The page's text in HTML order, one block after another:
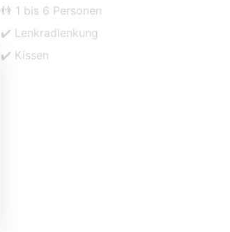
👬 1 bis 6 Personen
✔️ Lenkradlenkung
✔️ Kissen